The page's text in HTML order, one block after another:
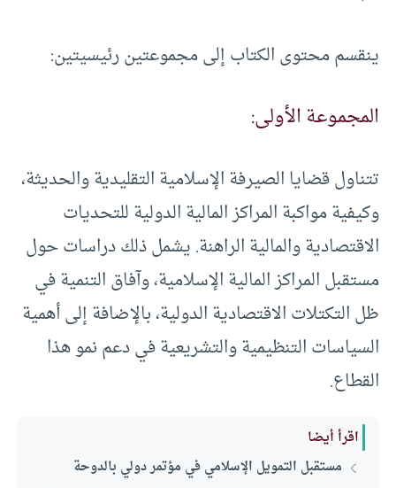
ينقسم محتوى الكتاب إلى مجموعتين رئيسيتين:
المجموعة الأولى:
تتناول قضايا الصيرفة الإسلامية التقليدية والحديثة،
وكيفية مواكبة المراكز المالية الدولية للتحديات
الاقتصادية والمالية الراهنة. يشمل ذلك دراسات حول
مستقبل المراكز المالية الإسلامية، وآفاق التنمية في
ظل التكتلات الاقتصادية الدولية، بالإضافة إلى أهمية
السياسات التنظيمية والتشريعية في دعم نمو هذا
القطاع.
اقرأ أيضا
مستقبل التمويل الإسلامي في مؤتمر دولي بالدوحة